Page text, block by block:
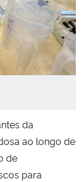
da
ao longo de
de
para